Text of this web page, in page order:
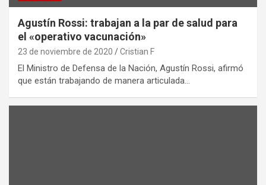
Agustín Rossi: trabajan a la par de salud para
el «operativo vacunación»
23 de noviembre de 2020 Cristian F
El Ministro de Defensa de la Nación, Agustín Rossi, afirmó
que están trabajando de manera articulada…